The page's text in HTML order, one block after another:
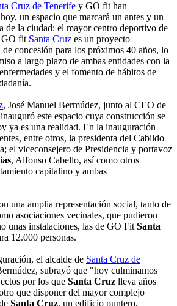
Cruz de Tenerife y GO fit han
un espacio que marcará un antes y un
de la ciudad: el mayor centro deportivo de
GO fit Santa Cruz es un proyecto
concesión para los próximos 40 años, lo
a largo plazo de ambas entidades con la
y el fomento de hábitos de
, José Manuel Bermúdez, junto al CEO de
este espacio cuya construcción se
ya es una realidad. En la inauguración
entre otros, la presidenta del Cabildo
el viceconsejero de Presidencia y portavoz
, Alfonso Cabello, así como otros
capitalino y ambas
una amplia representación social, tanto de
asociaciones vecinales, que pudieron
unas instalaciones, las de GO Fit Santa
12.000 personas.
el alcalde de Santa Cruz de
subrayó que "hoy culminamos
por los que Santa Cruz lleva años
que disponer del mayor complejo
Santa Cruz, un edificio puntero,